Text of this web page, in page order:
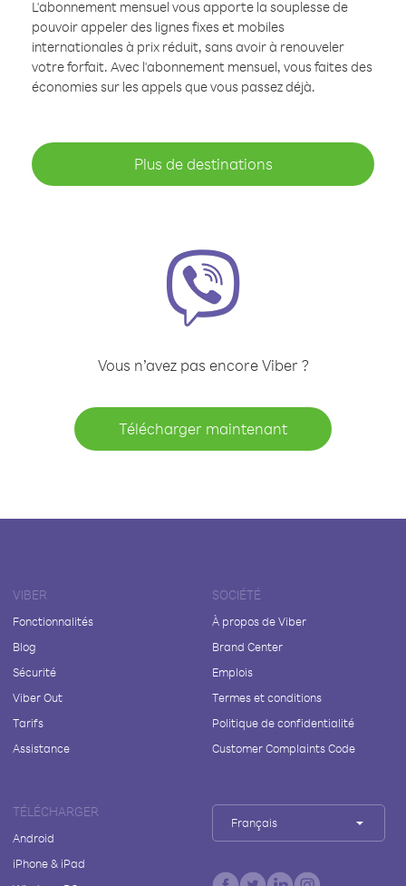
L'abonnement mensuel vous apporte la souplesse de
pouvoir appeler des lignes fixes et mobiles
internationales à prix réduit, sans avoir à renouveler
votre forfait. Avec l'abonnement mensuel, vous faites des
économies sur les appels que vous passez déjà.
Plus de destinations
Vous n’avez pas encore Viber ?
Télécharger maintenant
VIBER
Fonctionnalités
Blog
Sécurité
Viber Out
Tarifs
Assistance
SOCIÉTÉ
À propos de Viber
Brand Center
Emplois
Termes et conditions
Politique de confidentialité
Customer Complaints Code
TÉLÉCHARGER
Android
iPhone & iPad
Français